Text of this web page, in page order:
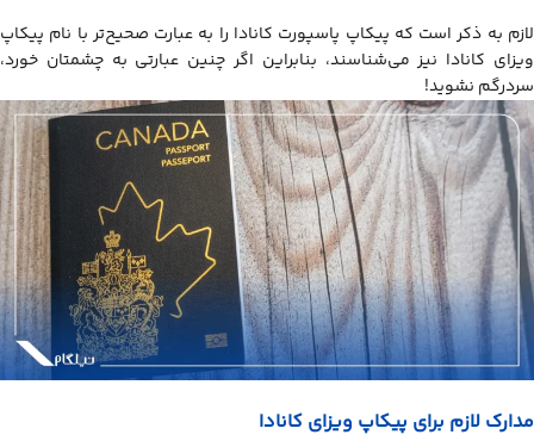
لازم به ذکر است که پیکاپ پاسپورت کانادا را به عبارت صحیح‌تر با نام پیکاپ
ویزای کانادا نیز می‌شناسند، بنابراین اگر چنین عبارتی به چشمتان خورد،
سردرگم نشوید!
مدارک لازم برای پیکاپ ویزای کانادا